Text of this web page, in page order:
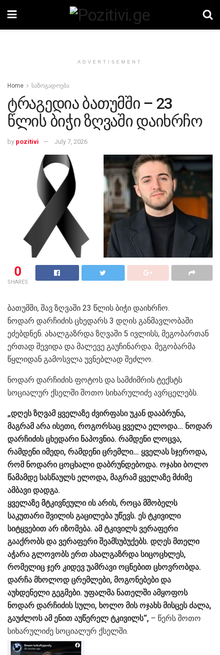
ADVERTISEMENT
Home საზოგადოება
ტრაგედია ბათუმში – 23
წლის ბიჭი ზღვაში დაიხრჩო
by pozitivi July 7, 2026
0
SHARES
ბათუმში, შავ ზღვაში 23 წლის ბიჭი დაიხრჩო.
ნოდარ დარჩიძის ცხედარს 3 დღის განმავლობაში
ეძებდნენ. ახალგაზრდა ზღვაში 5 ივლისს, მეგობართან
ერთად შევიდა და მალევე გაუჩინარდა. მეგობარმა
წყლიდან გამოსვლა უვნებლად შეძლო.
ნოდარ დარჩიძის ფოტოს და სამძიმრის ტექსტს
სოციალურ ქსელში შოთო სიხარულიძე ავრცელებს.
„დღეს ზღვამ ყველაზე ძვირფასი უკან დააბრუნა,
მაგრამ არა ისეთი, როგორსაც ყველა ელოდა… ნოდარ
დარჩიძის ცხედარი ნაპოვნია. რამდენი ლოცვა,
რამდენი იმედი, რამდენი ცრემლი… ყველას სჯეროდა,
რომ ნოდარი ცოცხალი დაბრუნდებოდა. ოჯახი ბოლო
წამამდე სასწაულს ელოდა, მაგრამ ყველაზე მძიმე
ამბავი დადგა.
ყველაზე მტკივნეული ის არის, როცა მშობელს
საკუთარი შვილის გაცილება უწევს. ეს ტკივილი
სიტყვებით არ იზომება. ამ ტკივილს ვერაფერი
გააქრობს და ვერაფერი შეამსუბუქებს. დღეს მთელი
აჭარა გლოვობს ერთ ახალგაზრდა სიცოცხლეს,
რომელიც ჯერ კიდევ უამრავი ოცნებით ცხოვრობდა.
დარჩა მხოლოდ ცრემლები, მოგონებები და
აუხდენელი გეგმები. უფალმა ნათელში ამყოფოს
ნოდარ დარჩიძის სული, ხოლო მის ოჯახს მისცეს ძალა,
გაუძლოს ამ ენით აუწერელ ტკივილს“, – წერს შოთო
სიხარულიძე სოციალურ ქსელში.